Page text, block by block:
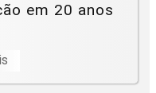
em 20 anos